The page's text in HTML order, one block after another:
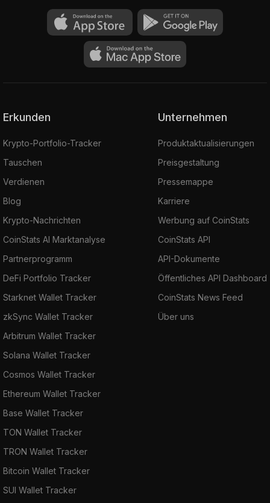
Erkunden
Krypto-Portfolio-Tracker
Tauschen
Verdienen
Blog
Krypto-Nachrichten
CoinStats AI Marktanalyse
Partnerprogramm
DeFi Portfolio Tracker
Starknet Wallet Tracker
zkSync Wallet Tracker
Arbitrum Wallet Tracker
Solana Wallet Tracker
Cosmos Wallet Tracker
Ethereum Wallet Tracker
Base Wallet Tracker
TON Wallet Tracker
TRON Wallet Tracker
Bitcoin Wallet Tracker
SUI Wallet Tracker
Unternehmen
Produktaktualisierungen
Preisgestaltung
Pressemappe
Karriere
Werbung auf CoinStats
CoinStats API
API-Dokumente
Öffentliches API Dashboard
CoinStats News Feed
Über uns